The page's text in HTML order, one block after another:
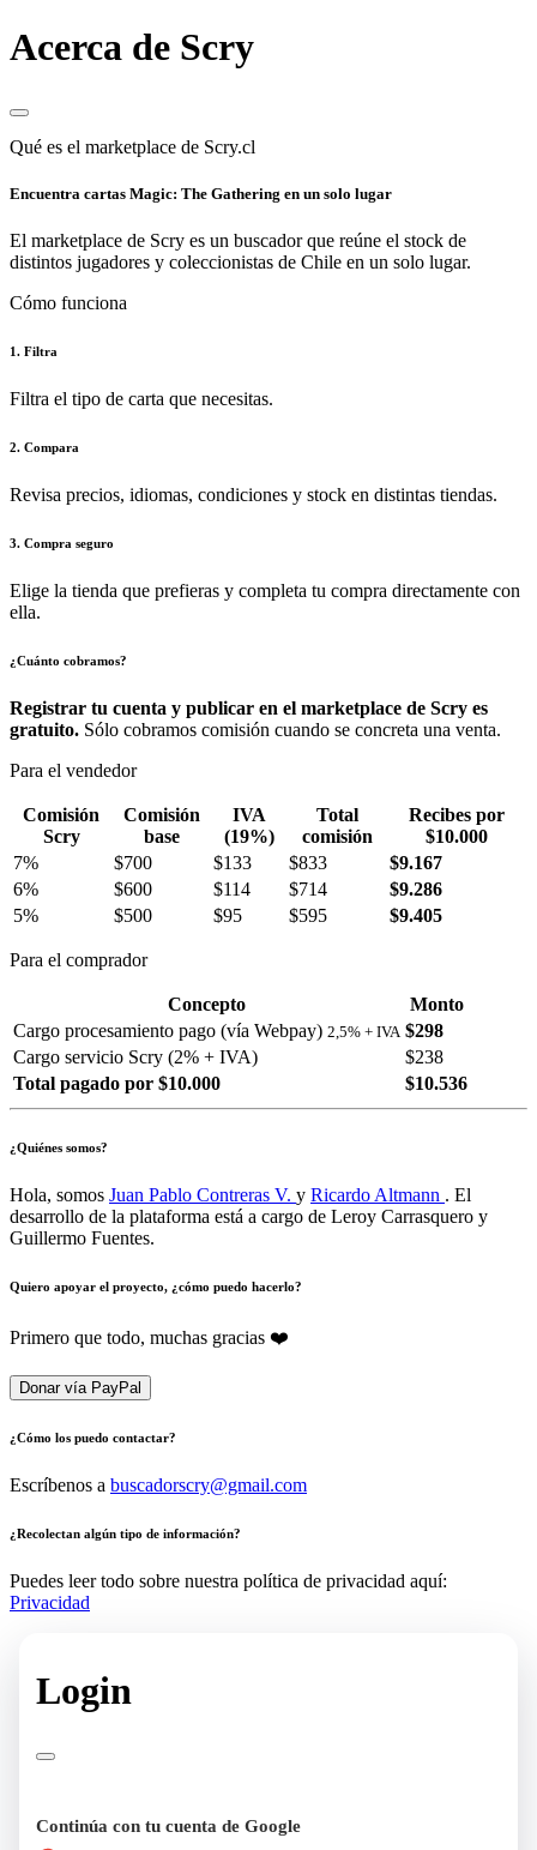
Acerca de Scry
Qué es el marketplace de Scry.cl
Encuentra cartas Magic: The Gathering en un solo lugar
El marketplace de Scry es un buscador que reúne el stock de
distintos jugadores y coleccionistas de Chile en un solo lugar.
Cómo funciona
1. Filtra
Filtra el tipo de carta que necesitas.
2. Compara
Revisa precios, idiomas, condiciones y stock en distintas tiendas.
3. Compra seguro
Elige la tienda que prefieras y completa tu compra directamente con
ella.
¿Cuánto cobramos?
Registrar tu cuenta y publicar en el marketplace de Scry es
gratuito. Sólo cobramos comisión cuando se concreta una venta.
Para el vendedor
Comisión
Scry
Comisión
base
IVA
(19%)
Total
comisión
Recibes por
$10.000
7%
$700 $133 $833
$9.167
6%
$600 $114 $714
$9.286
5%
$500 $95 $595 $9.405
Para el comprador
Concepto
Monto
Cargo procesamiento pago (vía Webpay) 2,5% + IVA $298
Cargo servicio Scry (2% + IVA)
$238
Total pagado por $10.000
$10.536
¿Quiénes somos?
Hola, somos Juan Pablo Contreras V. y Ricardo Altmann . El
desarrollo de la plataforma está a cargo de Leroy Carrasquero y
Guillermo Fuentes.
Quiero apoyar el proyecto, ¿cómo puedo hacerlo?
Primero que todo, muchas gracias ❤️
Donar vía PayPal
¿Cómo los puedo contactar?
Escríbenos a buscadorscry@gmail.com
¿Recolectan algún tipo de información?
Puedes leer todo sobre nuestra política de privacidad aquí:
Privacidad
Login
Continúa con tu cuenta de Google